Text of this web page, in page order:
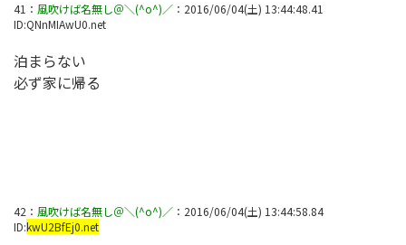
41 ： 風吹けば名無し＠＼(^o^)／ ： 2016/06/04(土) 13:44:48.41
ID:QNnMIAwU0.net
泊まらない
必ず家に帰る
42 ： 風吹けば名無し＠＼(^o^)／ ： 2016/06/04(土) 13:44:58.84
ID:kwU2BfEj0.net